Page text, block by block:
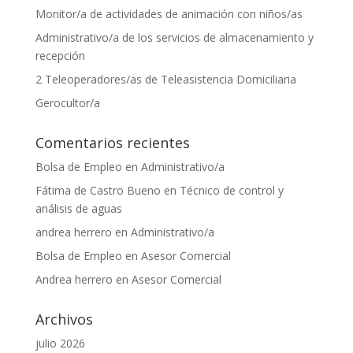
Monitor/a de actividades de animación con niños/as
Administrativo/a de los servicios de almacenamiento y
recepción
2 Teleoperadores/as de Teleasistencia Domiciliaria
Gerocultor/a
Comentarios recientes
Bolsa de Empleo en Administrativo/a
Fátima de Castro Bueno en Técnico de control y
análisis de aguas
andrea herrero en Administrativo/a
Bolsa de Empleo en Asesor Comercial
Andrea herrero en Asesor Comercial
Archivos
julio 2026